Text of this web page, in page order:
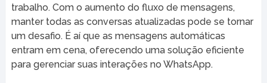
trabalho. Com o aumento do fluxo de mensagens,
manter todas as conversas atualizadas pode se tornar
um desafio. É aí que as mensagens automáticas
entram em cena, oferecendo uma solução eficiente
para gerenciar suas interações no WhatsApp.